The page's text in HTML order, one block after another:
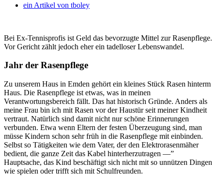
ein Artikel von tboley
Bei Ex-Tennisprofis ist Geld das bevorzugte Mittel zur Rasenpflege.
Vor Gericht zählt jedoch eher ein tadelloser Lebenswandel.
Jahr der Rasenpflege
Zu unserem Haus in Emden gehört ein kleines Stück Rasen hinterm
Haus. Die Rasenpflege ist etwas, was in meinen
Verantwortungsbereich fällt. Das hat historisch Gründe. Anders als
meine Frau bin ich mit Rasen vor der Haustür seit meiner Kindheit
vertraut. Natürlich sind damit nicht nur schöne Erinnerungen
verbunden. Etwa wenn Eltern der festen Überzeugung sind, man
müsse Kindern schon sehr früh in die Rasenpflege mit einbinden.
Selbst so Tätigkeiten wie dem Vater, der den Elektrorasenmäher
bedient, die ganze Zeit das Kabel hinterherzutragen —”
Hauptsache, das Kind beschäftigt sich nicht mit so unnützen Dingen
wie spielen oder trifft sich mit Schulfreunden.